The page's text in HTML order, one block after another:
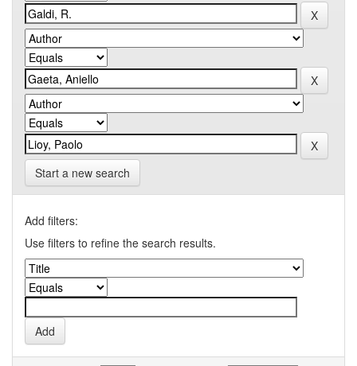
Start a new search
Add filters:
Use filters to refine the search results.